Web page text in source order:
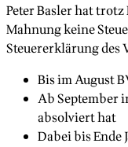
Peter Basler hat
Mahnung keine
Steuererklärung des
Bis im August
Ab September
absolviert hat
Dabei bis Ende